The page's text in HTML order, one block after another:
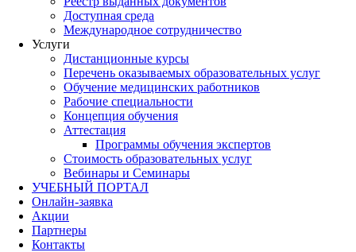
Доступная среда
Международное сотрудничество
Услуги
Дистанционные курсы
Перечень оказываемых образовательных услуг
Обучение медицинских работников
Рабочие специальности
Концепция обучения
Аттестация
Программы обучения экспертов
Стоимость образовательных услуг
Вебинары и Семинары
УЧЕБНЫЙ ПОРТАЛ
Онлайн-заявка
Акции
Партнеры
Контакты